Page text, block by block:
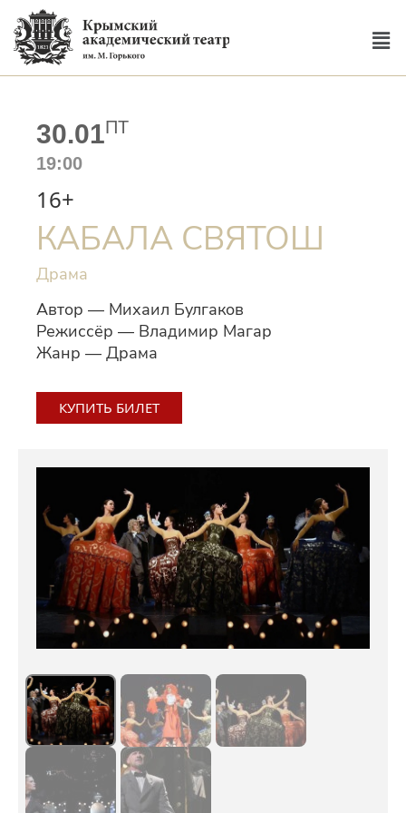
30.01ПТ
19:00
16+
КУПИТЬ БИЛЕТ
Автор — Михаил Булгаков
Режиссёр — Владимир Магар
Жанр — Драма
КАБАЛА СВЯТОШ
Драма